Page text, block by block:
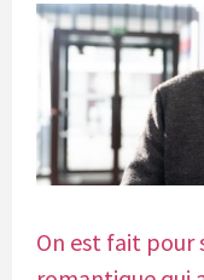
On est fait pour